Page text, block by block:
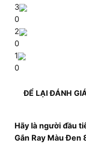
3
0
2
0
1
0
ĐỂ LẠI ĐÁNH
Hãy là người đầu
Gắn Ray Màu Đen